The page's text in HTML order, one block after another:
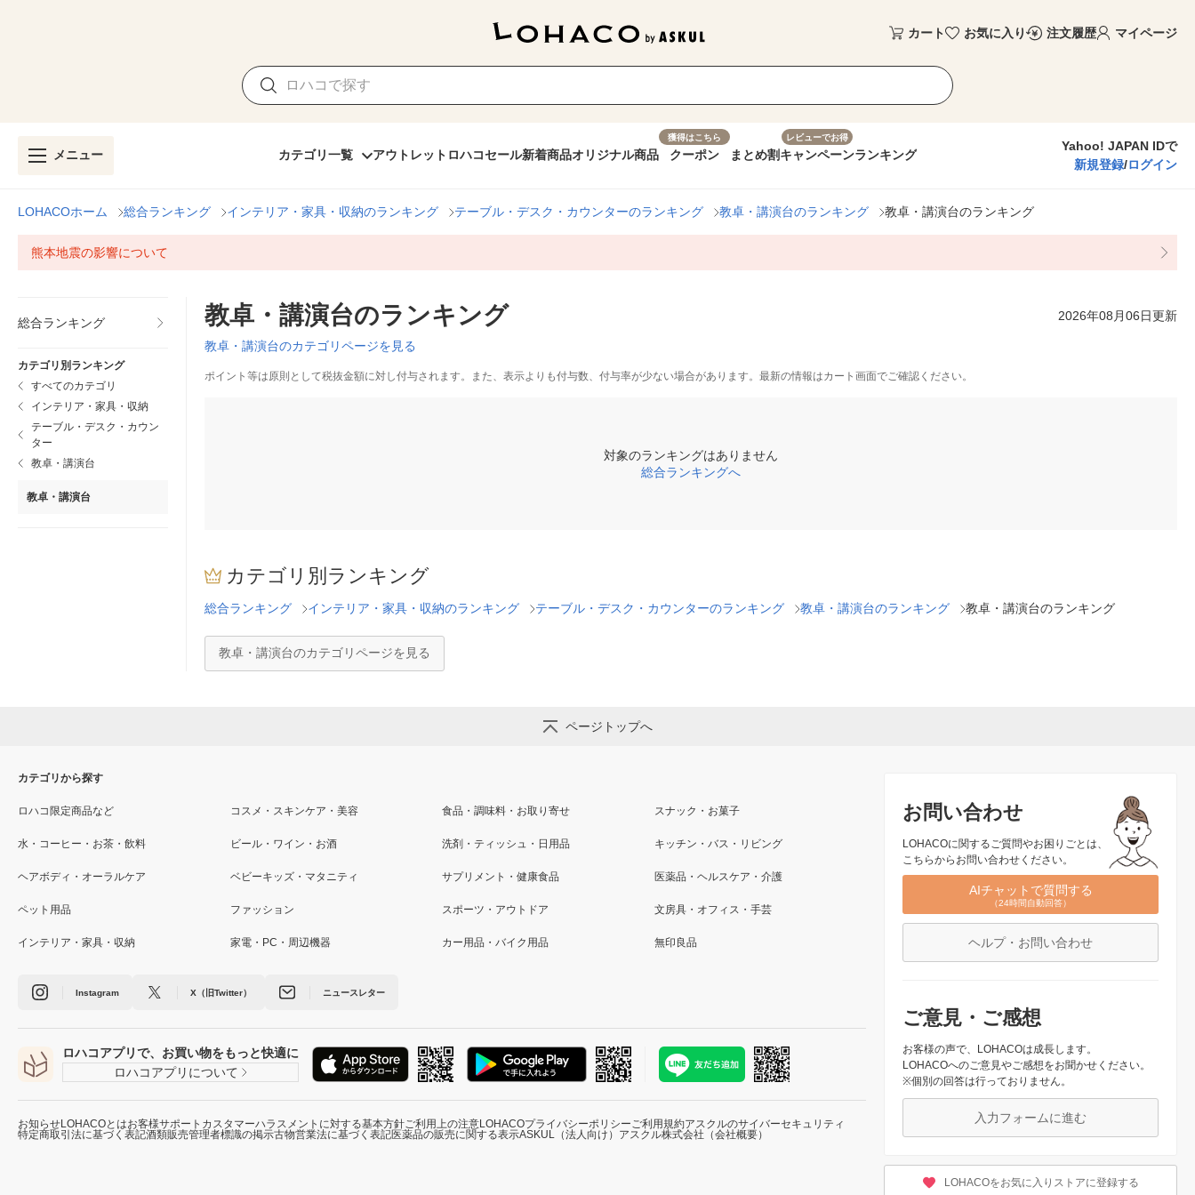
カート お気に入り 注文履歴 マイページ
メニュー カテゴリ一覧 アウトレット ロハコセール新着商品オリジナル商品
獲得はこちら
クーポン まとめ割
レビューでお得
キャンペーンランキング
Yahoo! JAPAN IDで
新規登録/ログイン
LOHACOホーム 総合ランキング インテリア・家具・収納のランキング テーブル・デスク・カウンターのランキング 教卓・講演台のランキング 教卓・講演台のランキング
熊本地震の影響について
総合ランキング
カテゴリ別ランキング
すべてのカテゴリ
インテリア・家具・収納
テーブル・デスク・カウン
ター
教卓・講演台
教卓・講演台
教卓・講演台のランキング 2026年08月06日更新
教卓・講演台のカテゴリページを見る
ポイント等は原則として税抜金額に対し付与されます。また、表示よりも付与数、付与率が少ない場合があります。最新の情報はカート画面でご確認ください。
対象のランキングはありません
総合ランキングへ
カテゴリ別ランキング
総合ランキング インテリア・家具・収納のランキング テーブル・デスク・カウンターのランキング 教卓・講演台のランキング 教卓・講演台のランキング
教卓・講演台のカテゴリページを見る
ページトップへ
お問い合わせ
LOHACOに関するご質問やお困りごとは、
こちらからお問い合わせください。
AIチャットで質問する
（24時間自動回答）
ヘルプ・お問い合わせ
ご意見・ご感想
お客様の声で、LOHACOは成長します。
LOHACOへのご意見やご感想をお聞かせください。
※個別の回答は行っておりません。
入力フォームに進む
LOHACOをお気に入りストアに登録する
カテゴリから探す
ロハコ限定商品など コスメ・スキンケア・美容 食品・調味料・お取り寄せ スナック・お菓子
水・コーヒー・お茶・飲料 ビール・ワイン・お酒 洗剤・ティッシュ・日用品 キッチン・バス・リビング
ヘアボディ・オーラルケア ベビーキッズ・マタニティ サプリメント・健康食品 医薬品・ヘルスケア・介護
ペット用品 ファッション スポーツ・アウトドア 文房具・オフィス・手芸
インテリア・家具・収納 家電・PC・周辺機器 カー用品・バイク用品 無印良品
Instagram X（旧Twitter） ニュースレター
ロハコアプリで、お買い物をもっと快適に
ロハコアプリについて
お知らせLOHACOとはお客様サポート カスタマーハラスメントに対する基本方針ご利用上の注意LOHACOプライバシーポリシーご利用規約アスクルのサイバーセキュリティ
特定商取引法に基づく表記酒類販売管理者標識の掲示古物営業法に基づく表記医薬品の販売に関する表示ASKUL（法人向け） アスクル株式会社（会社概要）